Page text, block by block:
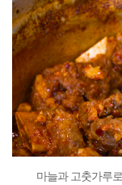
마늘과 고춧가루